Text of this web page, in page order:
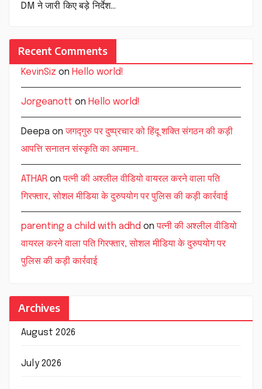
DM ने जारी किए बड़े निर्देश…
Recent Comments
KevinSiz on Hello world!
Jorgeanott on Hello world!
Deepa onजगद्गुरु पर दुष्प्रचार को हिंदू शक्ति संगठन की कड़ी
आपत्ति सनातन संस्कृति का अपमान..
ATHAR onपत्नी की अश्लील वीडियो वायरल करने वाला पति
गिरफ्तार, सोशल मीडिया के दुरुपयोग पर पुलिस की कड़ी कार्रवाई
parenting a child with adhd onपत्नी की अश्लील वीडियो
वायरल करने वाला पति गिरफ्तार, सोशल मीडिया के दुरुपयोग पर
पुलिस की कड़ी कार्रवाई
Archives
August 2026
July 2026